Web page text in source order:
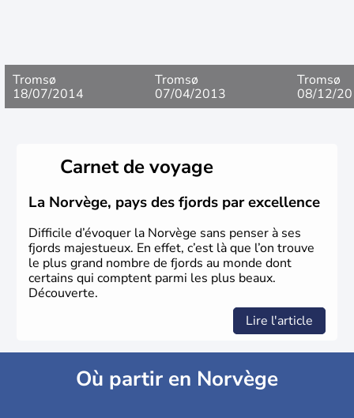
Tromsø
18/07/2014
Tromsø
07/04/2013
Tromsø
08/12/
Carnet de voyage
La Norvège, pays des fjords par excellence
Difficile d’évoquer la Norvège sans penser à ses
fjords majestueux. En effet, c’est là que l’on trouve
le plus grand nombre de fjords au monde dont
certains qui comptent parmi les plus beaux.
Découverte.
Lire l'article
Où partir en Norvège